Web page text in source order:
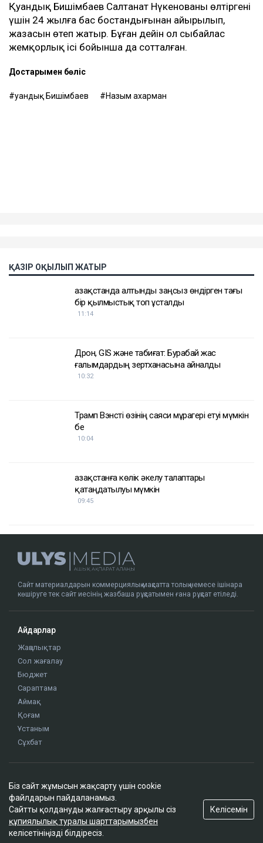
Қуандық Бишімбаев Салтанат Нүкенованы өлтіргені
үшін 24 жылға бас бостандығынан айырылып,
жазасын өтеп жатыр. Бұған дейін ол сыбайлас
жемқорлық ісі бойынша да сотталған.
Достарыңмен бөліс
Қуандық Бишімбаев Назым Қахарман
ҚАЗІР ОҚЫЛЫП ЖАТЫР
Қазақстанда алтынды заңсыз өндірген тағы
бір қылмыстық топ ұсталды
11:14
Дрон, GIS және табиғат: Бурабай жас
ғалымдардың зертханасына айналды
10:32
Трамп Вэнсті өзінің саяси мұрагері етуі мүмкін
бе
10:04
Қазақстанға көлік әкелу талаптары
қатаңдатылуы мүмкін
09:45
Сайт материалдарын коммерциялық мақсатта толық немесе ішінара
көшіруге тек сайт иесінің жазбаша рұқсатымен ғана рұқсат етіледі.
Айдарлар
Жаңалықтар
Сол жағалау
Бюджет
Сараптама
Аймақ
Қоғам
Ұстаным
Сұхбат
Жоба туралы
Сайт ережелері
Сайттағы жарнама
Байланыс
Біз сайт жұмысын жақсарту үшін cookie
файлдарын пайдаланамыз.
Сайтты қолдануды жалғастыру арқылы сіз
құпиялылық туралы шарттарымызбен
келісетініңізді білдіресіз.
Келісемін